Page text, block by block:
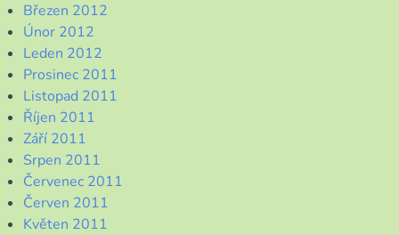
Březen 2012
Únor 2012
Leden 2012
Prosinec 2011
Listopad 2011
Říjen 2011
Září 2011
Srpen 2011
Červenec 2011
Červen 2011
Květen 2011